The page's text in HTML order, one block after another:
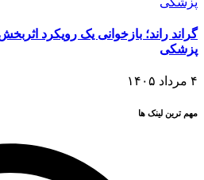
گراند راند؛ بازخوانی یک رویکرد
پزشکی
۴ مرداد ۱۴۰۵
مهم ترین لینک ها